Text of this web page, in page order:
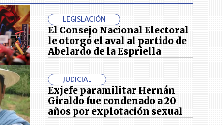
LEGISLACIÓN
El Consejo Nacional Electoral
le otorgó el aval al partido de
Abelardo de la Espriella
JUDICIAL
Exjefe paramilitar Hernán
Giraldo fue condenado a 20
años por explotación sexual